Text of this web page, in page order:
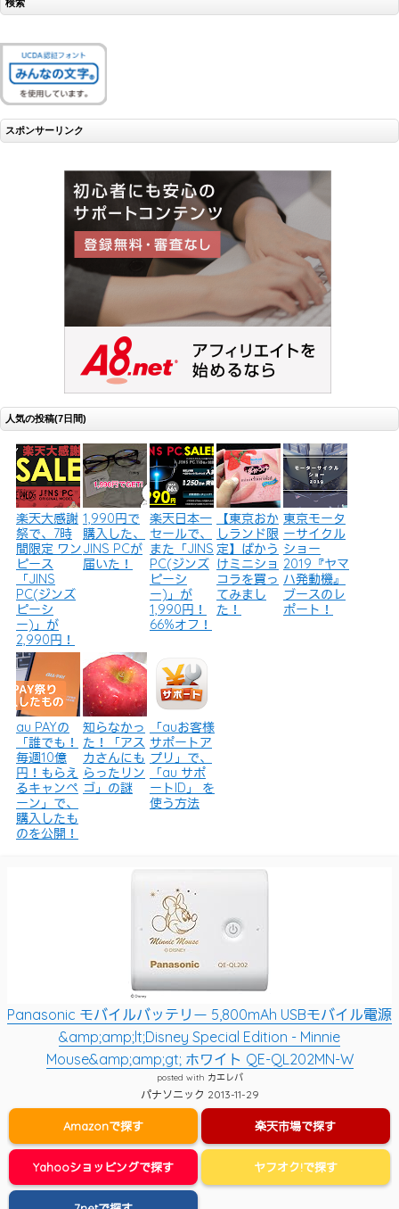
検索
スポンサーリンク
人気の投稿(7日間)
楽天大感謝
祭で、7時
間限定 ワン
ピース
「JINS
PC(ジンズ
ピーシ
ー)」が
2,990円！
1,990円で
購入した、
JINS PCが
届いた！
楽天日本一
セールで、
また「JINS
PC(ジンズ
ピーシ
ー)」が
1,990円！
66%オフ！
【東京おか
しランド限
定】ばかう
けミニショ
コラを買っ
てみまし
た！
東京モータ
ーサイクル
ショー
2019『ヤマ
ハ発動機』
ブースのレ
ポート！
au PAYの
「誰でも！
毎週10億
円！もらえ
るキャンペ
ーン」で、
購入したも
のを公開！
知らなかっ
た！「アス
カさんにも
らったリン
ゴ」の謎
「auお客様
サポートア
プリ」で、
「au サポ
ートID」 を
使う方法
Panasonic モバイルバッテリー 5,800mAh USBモバイル電源
&amp;amp;lt;Disney Special Edition - Minnie
Mouse&amp;amp;gt; ホワイト QE-QL202MN-W
posted with カエレバ
パナソニック 2013-11-29
Amazonで探す 楽天市場で探す
Yahooショッピングで探す ヤフオク!で探す